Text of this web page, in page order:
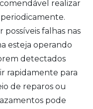
realizar
possíveis falhas nas
esteja operando
detectados
rapidamente para
de reparos ou
pode